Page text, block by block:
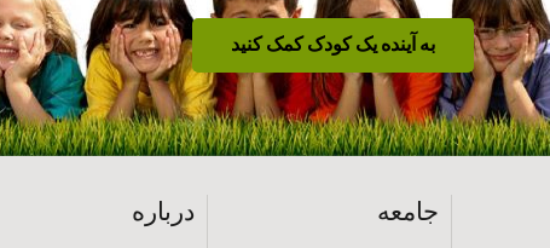
به آینده یک کودک کمک کنید
جامعه درباره